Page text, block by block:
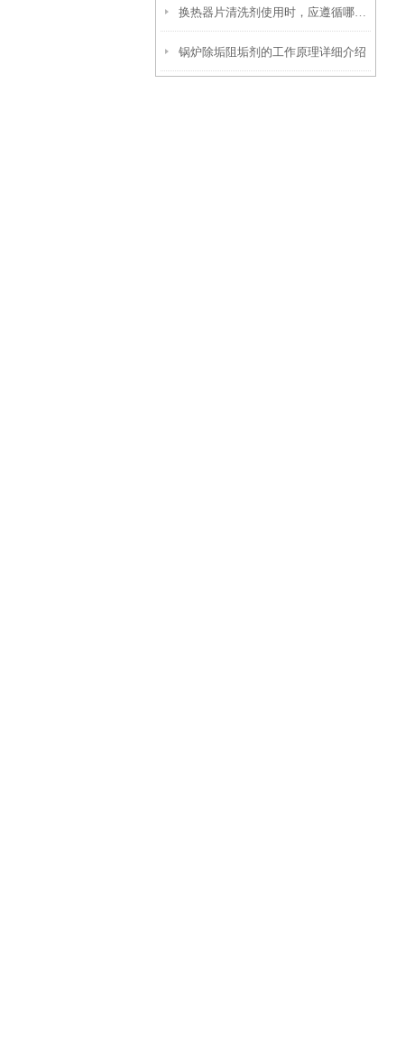
换热器片清洗剂使用时，应遵循哪些步骤？
锅炉除垢阻垢剂的工作原理详细介绍